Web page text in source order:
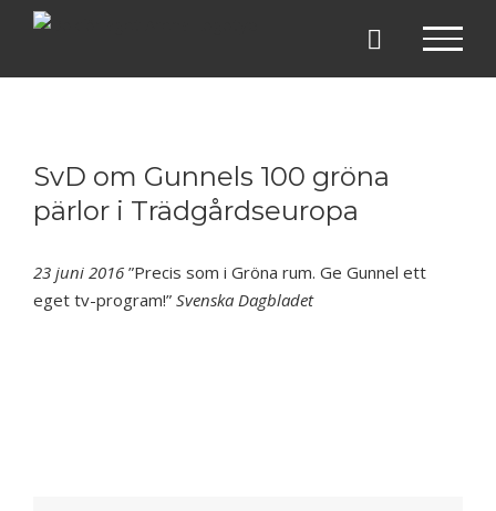
Fortsätt
SvD om Gunnels 100 gröna
pärlor i Trädgårdseuropa
23 juni 2016 ”Precis som i Gröna rum. Ge Gunnel ett
eget tv-program!” Svenska Dagbladet